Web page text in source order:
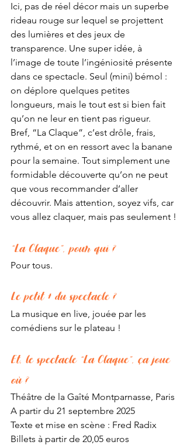
Ici, pas de réel décor mais un superbe
rideau rouge sur lequel se projettent
des lumières et des jeux de
transparence. Une super idée, à
l’image de toute l’ingéniosité présente
dans ce spectacle. Seul (mini) bémol :
on déplore quelques petites
longueurs, mais le tout est si bien fait
qu’on ne leur en tient pas rigueur.
Bref, “La Claque”, c’est drôle, frais,
rythmé, et on en ressort avec la banane
pour la semaine. Tout simplement une
formidable découverte qu’on ne peut
que vous recommander d’aller
découvrir. Mais attention, soyez vifs, car
vous allez claquer, mais pas seulement !
“La Claque”, pour qui ?
Pour tous.
Le petit + du spectacle ?
La musique en live, jouée par les
comédiens sur le plateau !
Et, le spectacle “La Claque”, ça joue
où ?
Théâtre de la Gaîté Montparnasse, Paris
A partir du 21 septembre 2025
Texte et mise en scène : Fred Radix
Billets à partir de 20,05 euros